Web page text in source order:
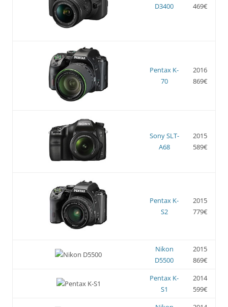
D3400
469€
Pentax K-
70
2016
869€
Sony SLT-
A68
2015
589€
Pentax K-
S2
2015
779€
Nikon
D5500
2015
869€
Pentax K-
S1
2014
599€